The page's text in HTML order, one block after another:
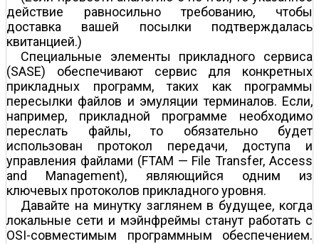
действие равносильно требованию, чтобы
доставка вашей посылки подтверждалась
квитанцией.)
Специальные элементы прикладного сервиса
(SASE) обеспечивают сервис для конкретных
прикладных программ, таких как программы
пересылки файлов и эмуляции терминалов. Если,
например, прикладной программе необходимо
переслать файлы, то обязательно будет
использован протокол передачи, доступа и
управления файлами (FTAM — File Transfer, Access
and Management), являющийся одним из
ключевых протоколов прикладного уровня.
Давайте на минутку заглянем в будущее, когда
локальные сети и мэйнфреймы станут работать с
OSI-совместимым программным обеспечением.